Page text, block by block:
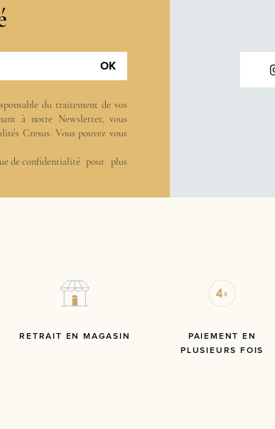
OK
du traitement de vos
à notre Newsletter, vous
Cresus. Vous pouvez vous
de confidentialitépour plus
RETRAIT EN MAGASIN
PAIEMENT EN
PLUSIEURS FOIS